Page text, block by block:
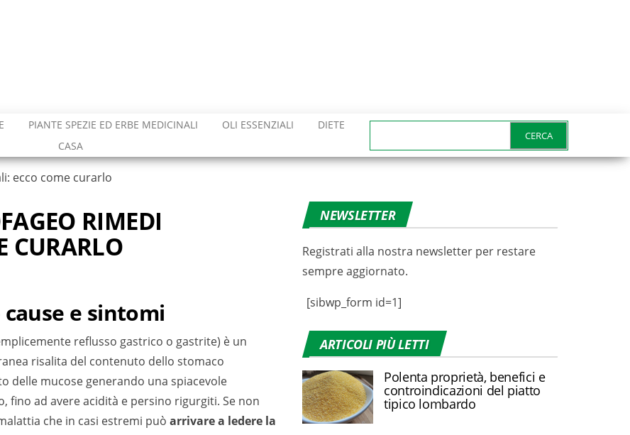
PIANTE SPEZIE ED ERBE MEDICINALI OLI ESSENZIALI
DIETE
CASA
per:
ecco come curarlo
RIMEDI
CURARLO
e sintomi
reflusso gastrico o gastrite) è un
risalita del contenuto dello stomaco
delle mucose generando una spiacevole
fino ad avere acidità e persino rigurgiti. Se non
che in casi estremi può arrivare a ledere la
NEWSLETTER
Registrati alla nostra newsletter per restare
sempre aggiornato.
[sibwp_form id=1]
ARTICOLI PIÙ LETTI
Polenta proprietà, benefici e
controindicazioni del piatto
tipico lombardo